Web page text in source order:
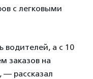
с легковыми
водителей, а с 10
заказов на
— рассказал